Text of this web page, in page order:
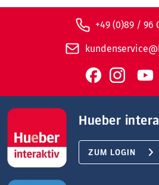
+49 (0)89 / 96
Hueber
ZUM LOGIN